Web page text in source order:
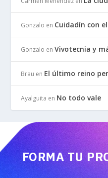
Gonzalo en Cuidadín con
Gonzalo enVivotecnia y
Brau en El último reino
Ayalguita en No todo vale
FORMA TU